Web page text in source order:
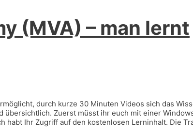
(MVA) – man lernt
durch kurze 30 Minuten Videos sich das
Zuerst müsst ihr euch mit einer
habt Ihr Zugriff auf den kostenlosen Lerninhalt. Die